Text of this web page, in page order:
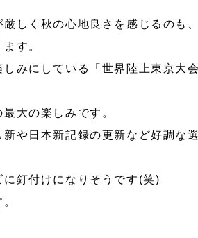
しく秋の心地良さを感じるのも
す。
みにしている「世界陸上東京大
大の楽しみです。
や日本新記録の更新など好調な
釘付けになりそうです(笑)